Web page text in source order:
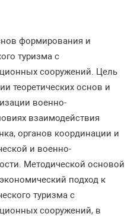
формирования и
туризма с
сооружений. Цель
теоретических основ и
военно-
взаимодействия
органов координации и
и военно-
Методической основой
подход к
туризма с
сооружений, в